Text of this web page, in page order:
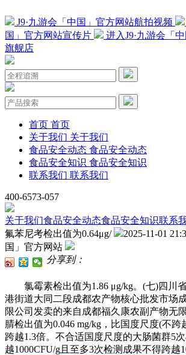
J9·九游会「中国」官方网站航拍视频
国」官方网站宣传片
进入J9·九游会「
旗舰店
首页 首页
关于我们 关于我们
食品安全动态 食品安全动态
食品安全知识 食品安全知识
联系我们 联系我们
400-6573-057
关于我们食品安全动态食品安全知识联系
氟苯尼考检出值为0.64μg/
2025-11-01
国」官方网站
分享到：
氯霉素检出值为1.86 μg/kg。(七)四川
港街道大同二段成都农产物核心批发市场
限公司发卖的来自成都福久康农副产物无
腈检出值为0.046 mg/kg，比国度尺度(不跨
跨越1.3倍。不合适国度尺度的大肠菌群5
越1000CFU/g且至多3次检测成果不得跨越